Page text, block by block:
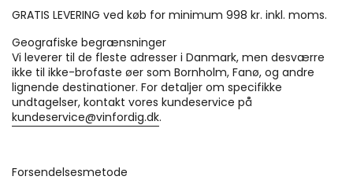
GRATIS LEVERING ved køb for minimum 998 kr. inkl. moms.
Geografiske begrænsninger
Vi leverer til de fleste adresser i Danmark, men desværre
ikke til ikke-brofaste øer som Bornholm, Fanø, og andre
lignende destinationer. For detaljer om specifikke
undtagelser, kontakt vores kundeservice på
kundeservice@vinfordig.dk.
Forsendelsesmetode